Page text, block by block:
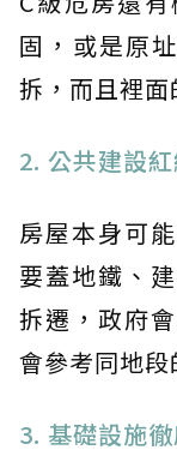
固，或是原
拆，而且裡面
2. 公共建設
房屋本身可
要蓋地鐵、
拆遷，政府
會參考同地段
3. 基礎設施